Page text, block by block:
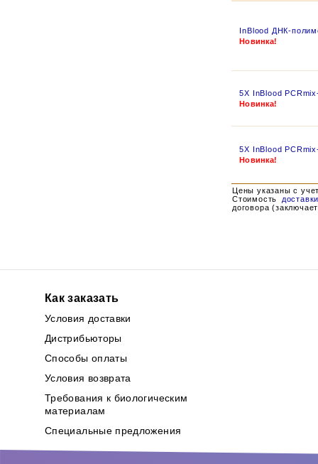
Цены указаны с
Стоимость
договора
InBlood ДНК-
Новинка!
5X InBlood
Новинка!
5X InBlood
Новинка!
Как заказать
Условия доставки
Дистрибьюторы
Способы оплаты
Условия возврата
Требования к биологическим
материалам
Специальные предложения